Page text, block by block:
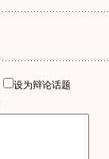
设为辩论话题